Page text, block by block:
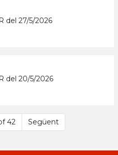
del 27/5/2026
del 20/5/2026
42 Següent